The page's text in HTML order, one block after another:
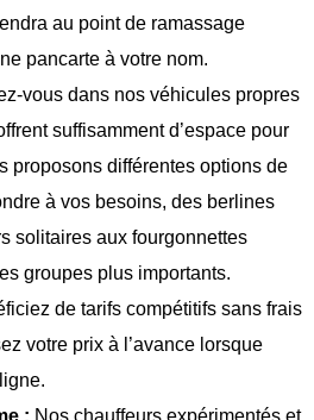
au point de ramassage
pancarte à votre nom.
vous dans nos véhicules propres
suffisamment d’espace pour
proposons différentes options de
à vos besoins, des berlines
solitaires aux fourgonnettes
groupes plus importants.
de tarifs compétitifs sans frais
votre prix à l’avance lorsque